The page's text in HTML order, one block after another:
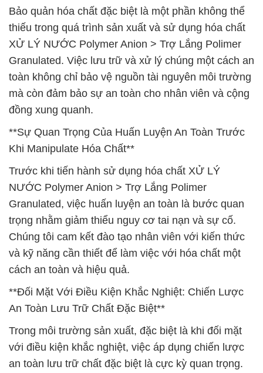
Bảo quản hóa chất đặc biệt là một phần không thể
thiếu trong quá trình sản xuất và sử dụng hóa chất
XỬ LÝ NƯỚC Polymer Anion > Trợ Lắng Polimer
Granulated. Việc lưu trữ và xử lý chúng một cách an
toàn không chỉ bảo vệ nguồn tài nguyên môi trường
mà còn đảm bảo sự an toàn cho nhân viên và cộng
đồng xung quanh.
**Sự Quan Trọng Của Huấn Luyện An Toàn Trước
Khi Manipulate Hóa Chất**
Trước khi tiến hành sử dụng hóa chất XỬ LÝ
NƯỚC Polymer Anion > Trợ Lắng Polimer
Granulated, việc huấn luyện an toàn là bước quan
trọng nhằm giảm thiểu nguy cơ tai nạn và sự cố.
Chúng tôi cam kết đào tạo nhân viên với kiến thức
và kỹ năng cần thiết để làm việc với hóa chất một
cách an toàn và hiệu quả.
**Đối Mặt Với Điều Kiện Khắc Nghiệt: Chiến Lược
An Toàn Lưu Trữ Chất Đặc Biệt**
Trong môi trường sản xuất, đặc biệt là khi đối mặt
với điều kiện khắc nghiệt, việc áp dụng chiến lược
an toàn lưu trữ chất đặc biệt là cực kỳ quan trọng.